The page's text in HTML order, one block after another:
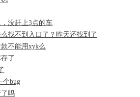
没赶上3点的车
找不到入口了？昨天还找到了
不能用xyk么
了
个bug
吗